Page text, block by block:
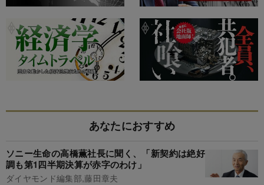
あなたにおすすめ
ソニー生命の高橋薫社長に聞く、「新契約は絶好
調も第1四半期決算が赤字のわけ」
ダイヤモンド編集部,藤田章夫